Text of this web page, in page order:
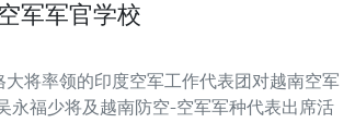
军军官学校
将率领的印度空军工作代表团对越南空军
永福少将及越南防空-空军军种代表出席活